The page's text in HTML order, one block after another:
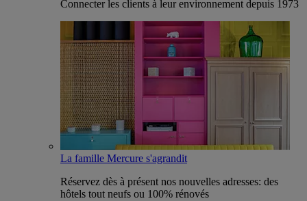
Connecter les clients à leur environnement depuis 1973
La famille Mercure s'agrandit
Réservez dès à présent nos nouvelles adresses: des
hôtels tout neufs ou 100% rénovés